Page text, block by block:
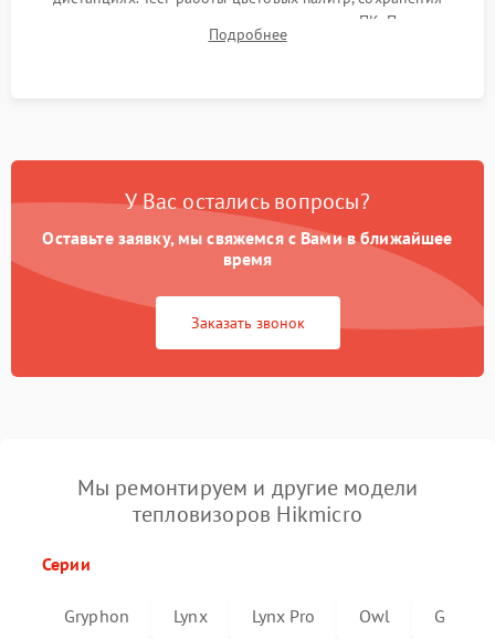
термограмм в память и передачи данных на ПК. Проверка
автономности работы и итоговый контроль качества.
Подробнее
У Вас остались вопросы?
Оставьте заявку, мы свяжемся с Вами в ближайшее
время
Заказать звонок
Мы ремонтируем и другие модели
тепловизоров Hikmicro
Серии
Gryphon Lynx Lynx Pro Owl G